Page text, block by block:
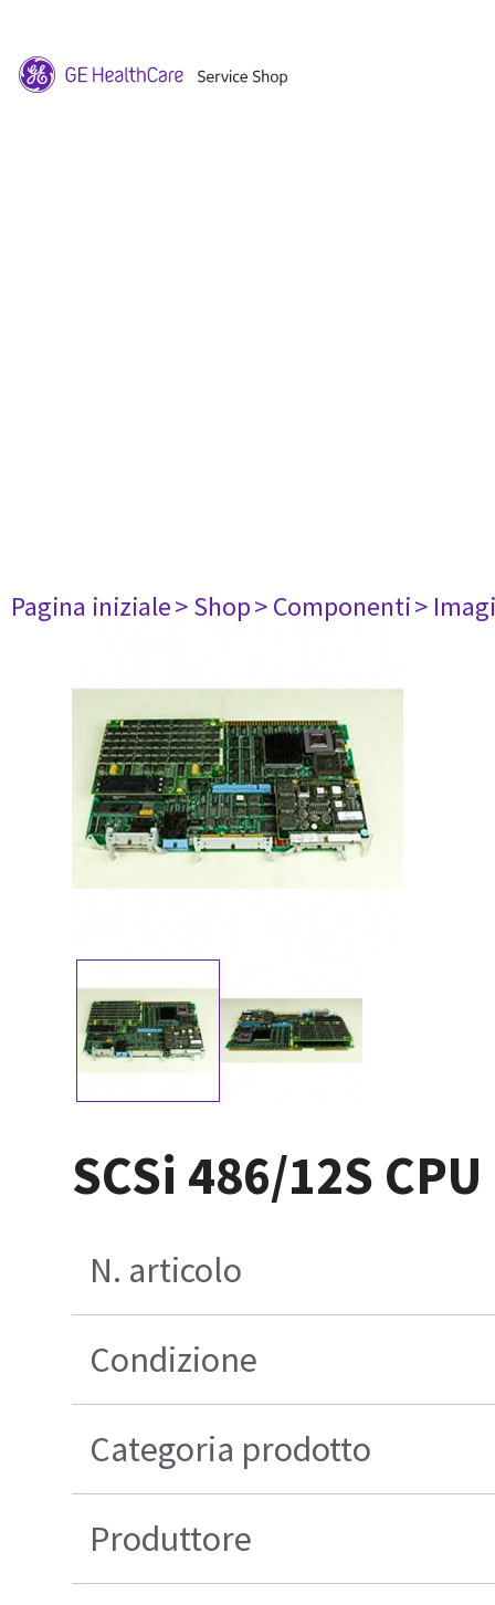
Pagina iniziale> Shop> Componenti>
SCSi 486/12S
N. articolo
Condizione
Categoria prodotto
Produttore